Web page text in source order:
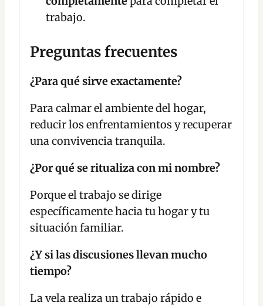
trabajo.
Preguntas frecuentes
¿Para qué sirve exactamente?
Para calmar el ambiente del hogar,
reducir los enfrentamientos y recuperar
una convivencia tranquila.
¿Por qué se ritualiza con mi nombre?
Porque el trabajo se dirige
específicamente hacia tu hogar y tu
situación familiar.
¿Y si las discusiones llevan mucho
tiempo?
La vela realiza un trabajo rápido e